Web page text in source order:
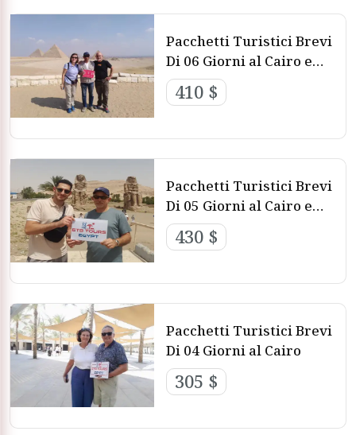
migliori prezzi ,tramiteVacanze di Lusso in Egitto
Divertitevi 6 tour brevi in Egitto
Pacchetti Turistici Brevi
Di 06 Giorni al Cairo e
Sharm
410 $
Pacchetti Turistici Brevi
Di 05 Giorni al Cairo e
Luxor
430 $
Pacchetti Turistici Brevi
Di 04 Giorni al Cairo
305 $